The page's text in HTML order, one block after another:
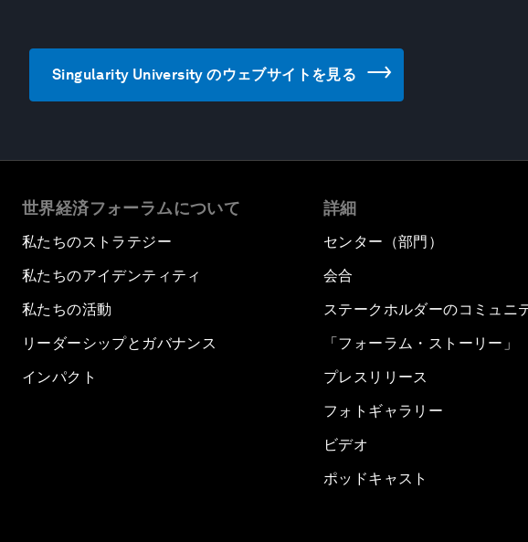
Singularity University のウェブサイトを見る
世界経済フォーラムについて
私たちのストラテジー
私たちのアイデンティティ
私たちの活動
リーダーシップとガバナンス
インパクト
詳細
センター（部門）
会合
ステークホルダーのコミュニ
「フォーラム・ストーリー」
プレスリリース
フォトギャラリー
ビデオ
ポッドキャスト